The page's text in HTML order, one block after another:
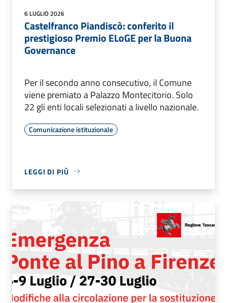
6 LUGLIO 2026
Castelfranco Piandiscò: conferito il
prestigioso Premio ELoGE per la Buona
Governance
Per il secondo anno consecutivo, il Comune
viene premiato a Palazzo Montecitorio. Solo
22 gli enti locali selezionati a livello nazionale.
Comunicazione istituzionale
LEGGI DI PIÙ